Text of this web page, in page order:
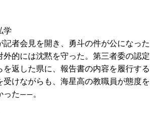
学
者会見を開き、勇斗の件が公になった
外的には沈黙を守った。第三者委の認定
を返した県に、報告書の内容を履行する
受けながらも、海星高の教職員が態度を
った――。